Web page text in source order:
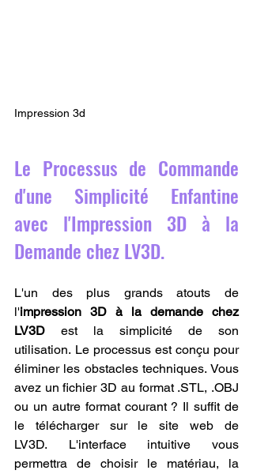
Impression 3d
Le Processus de Commande
d'une Simplicité Enfantine
avec l'Impression 3D à la
Demande chez LV3D.
L'un des plus grands atouts de
l'impression 3D à la demande chez
LV3D est la simplicité de son
utilisation. Le processus est conçu pour
éliminer les obstacles techniques. Vous
avez un fichier 3D au format .STL, .OBJ
ou un autre format courant ? Il suffit de
le télécharger sur le site web de
LV3D. L'interface intuitive vous
permettra de choisir le matériau, la